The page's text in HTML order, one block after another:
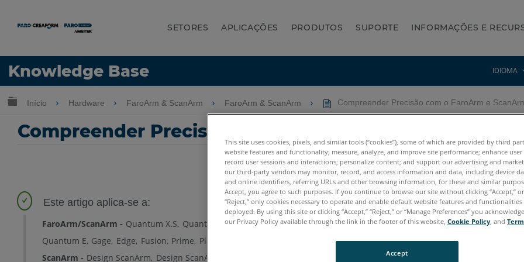
SETORES APLICAÇÕES PRODUTOS SUPORTE INFORMAÇÕES E
Knowledge Base IDIOMA
Idioma
Expandir/recolher hierarquia global
Início Hardware FaroArm & ScanArm FaroArm & ScanArm Compreender Precisão com o FaroArm e
Compreender Precisão com o FaroArm e ScanArm
FaroArm/ScanArm Quantum X.S Quantum X.M Quantum X.E Quantum S Max Quantum M Max Quantum E Max
Quantum E Gage Edge Fusion Prime Platinum Titanium Advantage Digital Template
ScanArm
Design ScanArm Design ScanArm 2.0 Forensic ScanArm
This site uses cookies, pixels, and similar tools (“cookies”), some of which are provided by third
website features and functionality; measure, analyze, and improve site performance; enhance user
record user sessions and interactions; personalize content; and support our advertising and
our third-party vendors may monitor, record, and access information and data, including device
and online identifiers, referring URLs and other browsing information, for these and similar
Accept, you agree to such purposes. If you continue to browse our site without clicking “Accept,”
“Reject,” only cookies necessary to operate and enable default website features and
deployed. By using this site or clicking “Accept,” “Reject,” or “Manage Preferences” you
our Privacy Policy available through the link in the footer of this website, Cookie Policy, and
Accept